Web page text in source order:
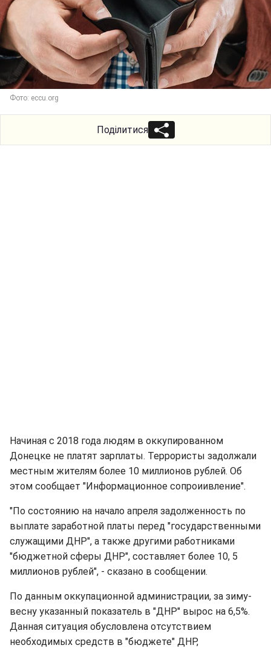
Фото: eccu.org
Поділитися
Начиная с 2018 года людям в оккупированном
Донецке не платят зарплаты. Террористы задолжали
местным жителям более 10 миллионов рублей. Об
этом сообщает "Информационное сопроиивление".
"По состоянию на начало апреля задолженность по
выплате заработной платы перед "государственными
служащими ДНР", а также другими работниками
"бюджетной сферы ДНР", составляет более 10, 5
миллионов рублей", - сказано в сообщении.
По данным оккупационной администрации, за зиму-
весну указанный показатель в "ДНР" вырос на 6,5%.
Данная ситуация обусловлена ​​отсутствием
необходимых средств в "бюджете" ДНР,